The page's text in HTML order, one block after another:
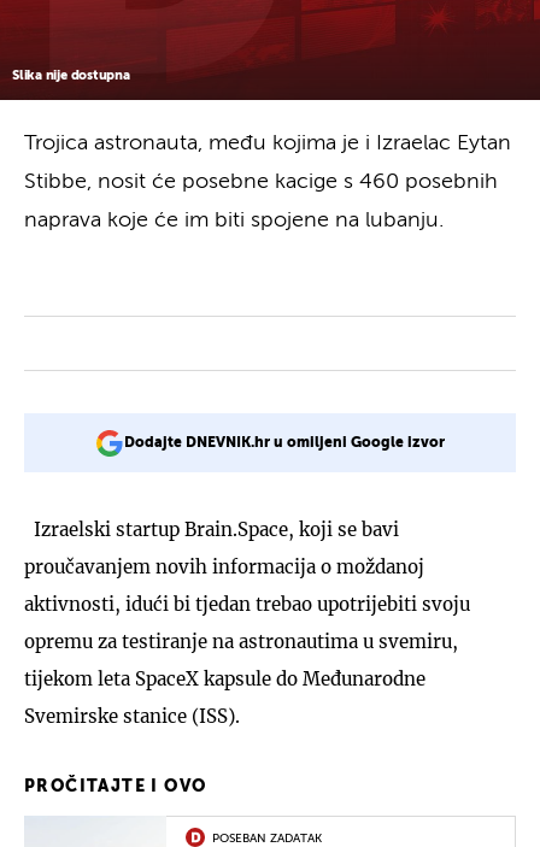
Slika nije dostupna
Trojica astronauta, među kojima je i Izraelac Eytan
Stibbe, nosit će posebne kacige s 460 posebnih
naprava koje će im biti spojene na lubanju.
Dodajte DNEVNIK.hr u omiljeni Google izvor
Izraelski startup Brain.Space, koji se bavi
proučavanjem novih informacija o moždanoj
aktivnosti, idući bi tjedan trebao upotrijebiti svoju
opremu za testiranje na astronautima u svemiru,
tijekom leta SpaceX kapsule do Međunarodne
Svemirske stanice (ISS).
PROČITAJTE I OVO
POSEBAN ZADATAK